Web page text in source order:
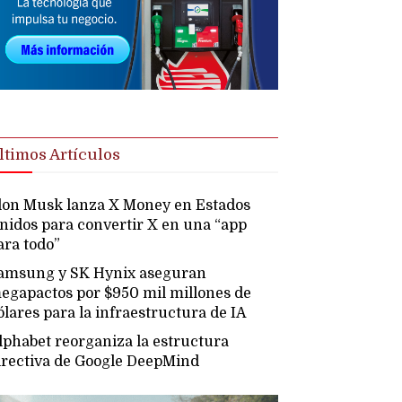
Artículos
Musk lanza X Money en Estados
para convertir X en una “app
todo”
y SK Hynix aseguran
por $950 mil millones de
para la infraestructura de IA
reorganiza la estructura
de Google DeepMind